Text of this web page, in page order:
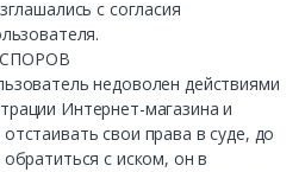
с согласия
недоволен действиями
Интернет-магазина и
свои права в суде, до
обратиться с иском, он в